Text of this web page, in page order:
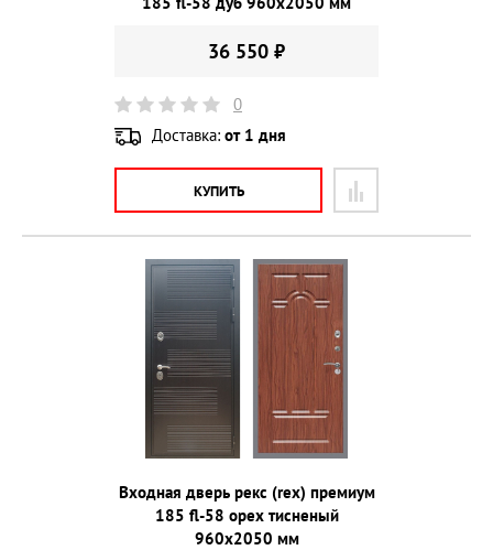
36 550 ₽
0
Доставка: от 1 дня
КУПИТЬ
Входная дверь рекс (rex) премиум
185 fl-58 орех тисненый
960х2050 мм